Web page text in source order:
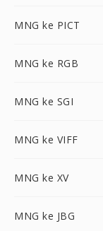
MNG ke PICT
MNG ke RGB
MNG ke SGI
MNG ke VIFF
MNG ke XV
MNG ke JBG